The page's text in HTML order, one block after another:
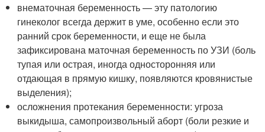
внематочная беременность — эту патологию
гинеколог всегда держит в уме, особенно если это
ранний срок беременности, и еще не была
зафиксирована маточная беременность по УЗИ (боль
тупая или острая, иногда односторонняя или
отдающая в прямую кишку, появляются кровянистые
выделения);
осложнения протекания беременности: угроза
выкидыша, самопроизвольный аборт (боли резкие и